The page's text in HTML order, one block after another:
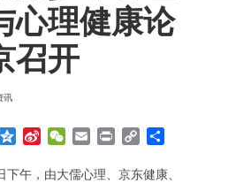
心理健康论
召开
讯
QzoneSina WeChat
EmailPrint Copy
午，由大儒心理、京东健康、